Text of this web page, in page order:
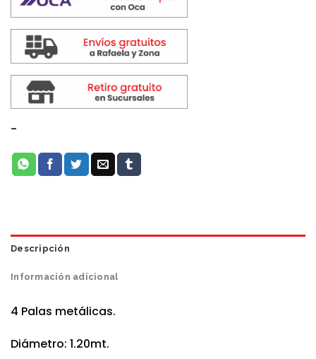
-
Descripción
Información adicional
4 Palas metálicas.
Diámetro: 1.20mt.